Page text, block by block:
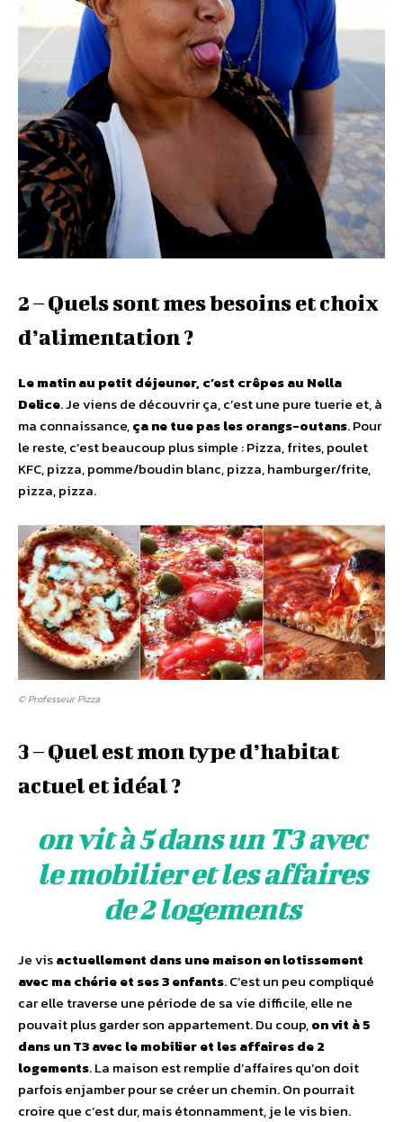
2 – Quels sont mes besoins et choix
d’alimentation ?
Le matin au petit déjeuner, c’est crêpes au Nella
Delice. Je viens de découvrir ça, c’est une pure tuerie et, à
ma connaissance,ça ne tue pas les orangs-outans. Pour
le reste, c’est beaucoup plus simple : Pizza, frites, poulet
KFC, pizza, pomme/boudin blanc, pizza, hamburger/frite,
pizza, pizza.
© Professeur Pizza
3 – Quel est mon type d’habitat
actuel et idéal ?
on vit à 5 dans un T3 avec
le mobilier et les affaires
de 2 logements
Je visactuellement dans une maison en lotissement
avec ma chérie et ses 3 enfants. C’est un peu compliqué
car elle traverse une période de sa vie difficile, elle ne
pouvait plus garder son appartement. Du coup,on vit à 5
dans un T3 avec le mobilier et les affaires de 2
logements. La maison est remplie d’affaires qu’on doit
parfois enjamber pour se créer un chemin. On pourrait
croire que c’est dur, mais étonnamment, je le vis bien.